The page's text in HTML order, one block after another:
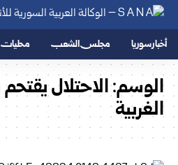
أخبار سوريا مجلس الشعب محليات
الوسم:الاحتلال
الغربية